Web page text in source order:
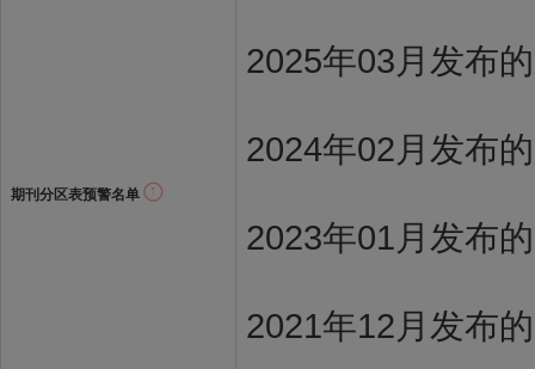
期刊分区表预警名单
2025年03月发布
2024年02月发布
2023年01月发布
2021年12月发布